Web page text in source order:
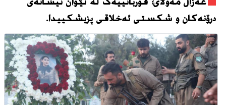
درۆنەکان و شکستی ئەخلاقی پزیشکییدا.